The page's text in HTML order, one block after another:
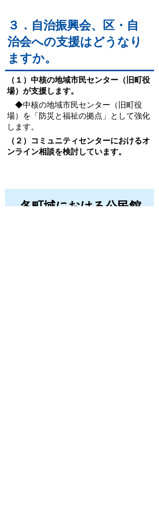
３．自治振興会、区・自
治会への支援はどうなり
ますか。
（１）中核の地域市民センター（旧町役
場）が支援します。
◆中核の地域市民センター（旧町役
場）を「防災と福祉の拠点」として強化
します。
（２）コミュニティセンターにおけるオ
ンライン相談を検討しています。
各町域における公民館